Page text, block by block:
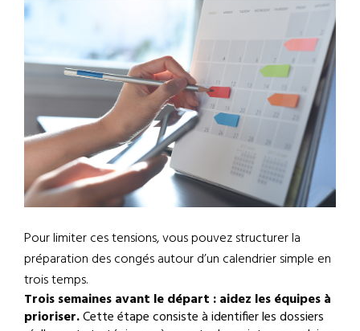
Pour limiter ces tensions, vous pouvez structurer la
préparation des congés autour d’un calendrier simple en
trois temps.
Trois semaines avant le départ : aidez les équipes à
prioriser.Cette étape consiste à identifier les dossiers